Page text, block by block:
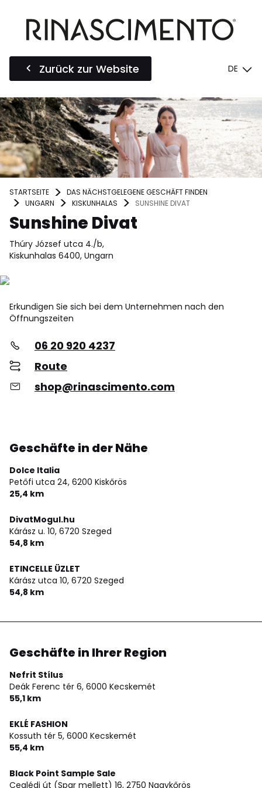
Zurück zur Website DE
STARTSEITE
DAS NÄCHSTGELEGENE GESCHÄFT FINDEN
UNGARN
KISKUNHALAS SUNSHINE DIVAT
Sunshine Divat
Thúry József utca 4./b,
Kiskunhalas 6400, Ungarn
Erkundigen Sie sich bei dem Unternehmen nach den
Öffnungszeiten
06 20 920 4237
Route
shop@rinascimento.com
Geschäfte in der Nähe
Dolce Italia
Petőfi utca 24, 6200 Kiskőrös
25,4 km
DivatMogul.hu
Kárász u. 10, 6720 Szeged
54,8 km
ETINCELLE ÜZLET
Kárász utca 10, 6720 Szeged
54,8 km
Geschäfte in Ihrer Region
Nefrit Stílus
Deák Ferenc tér 6, 6000 Kecskemét
55,1 km
EKLÉ FASHION
Kossuth tér 5, 6000 Kecskemét
55,4 km
Black Point Sample Sale
Ceglédi út (Spar mellett) 16, 2750 Nagykőrös